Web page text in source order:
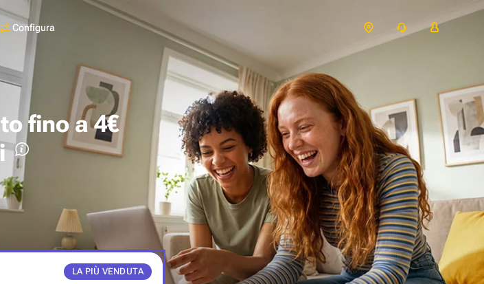
Configura
fino a 4€
LA PIÙ VENDUTA